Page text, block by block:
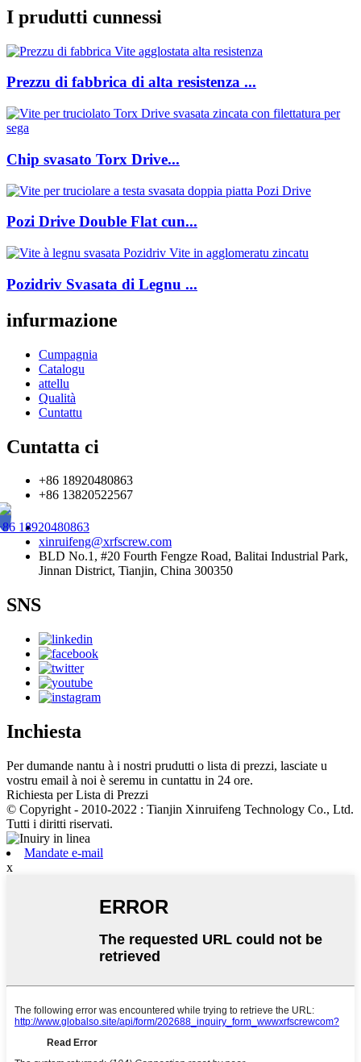
I prudutti cunnessi
Prezzu di fabbrica di alta resistenza ...
Chip svasato Torx Drive...
Pozi Drive Double Flat cun...
Pozidriv Svasata di Legnu ...
infurmazione
Cumpagnia
Catalogu
attellu
Qualità
Cuntattu
Cuntatta ci
+86 18920480863
+86 13820522567
18920480863
xinruifeng@xrfscrew.com
BLD No.1, #20 Fourth Fengze Road, Balitai Industrial Park,
Jinnan District, Tianjin, China 300350
SNS
Inchiesta
Per dumande nantu à i nostri prudutti o lista di prezzi, lasciate u
vostru email à noi è seremu in cuntattu in 24 ore.
Richiesta per Lista di Prezzi
© Copyright - 2010-2022 : Tianjin Xinruifeng Technology Co., Ltd.
Tutti i diritti riservati.
Mandate e-mail
x